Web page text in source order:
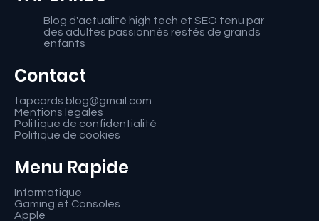
Blog d'actualité high tech et SEO tenu par
des adultes passionnés restés de grands
enfants
Contact
tapcards.blog@gmail.com
Mentions légales
Politique de confidentialité
Politique de cookies
Menu Rapide
Informatique
Gaming et Consoles
Apple